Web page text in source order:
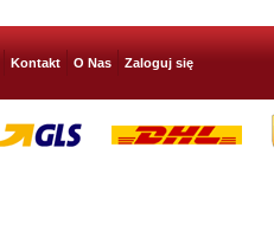
Kontakt O Nas Zaloguj się